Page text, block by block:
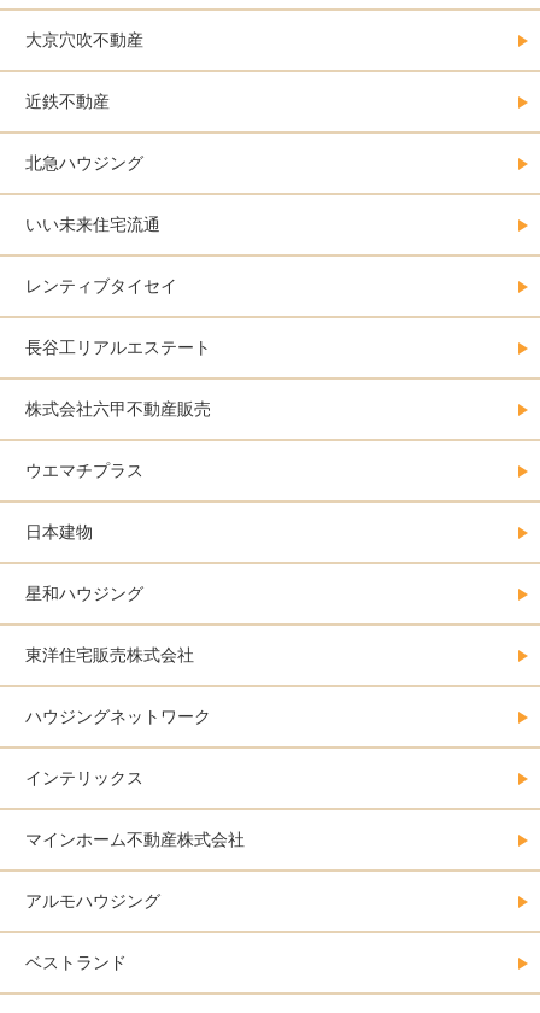
大京穴吹不動産
近鉄不動産
北急ハウジング
いい未来住宅流通
レンティブタイセイ
長谷工リアルエステート
株式会社六甲不動産販売
ウエマチプラス
日本建物
星和ハウジング
東洋住宅販売株式会社
ハウジングネットワーク
インテリックス
マインホーム不動産株式会社
アルモハウジング
ベストランド